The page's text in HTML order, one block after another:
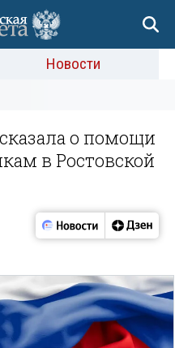
Новости
о помощи
в Ростовской